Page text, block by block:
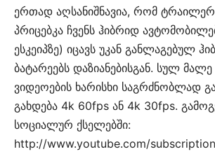
ერთად აღსანიშნავია, რომ
პრიცებკა ჩვენს ჰიბრიდ
ესკეიპზე) იცავს უკან განლაგებულ
ბატარეებს დაზიანებისგან. სულ
ვიდეოების ხარისხი საგრძნობლად
გახდება 4k 60fps ან 4k 30fps.
სოციალურ ქსელებში:
http://www.youtube.com/